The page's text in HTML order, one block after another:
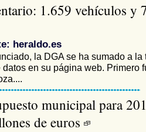
1.659 vehículos y
heraldo.es
la DGA se ha sumado a la
en su página web. Primero
municipal para
de euros